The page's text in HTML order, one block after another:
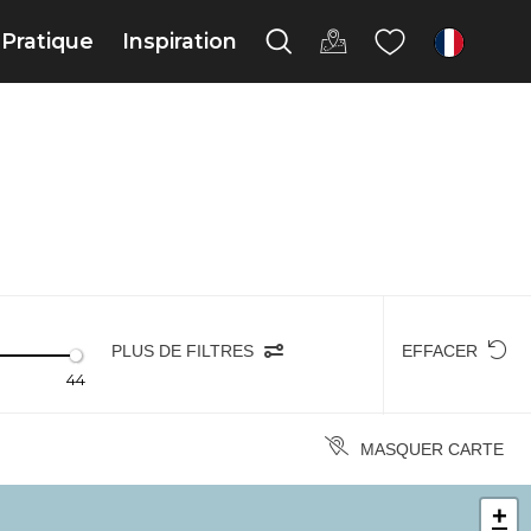
Pratique Inspiration fr
44
PLUS DE FILTRES EFFACER
MASQUER CARTE
+